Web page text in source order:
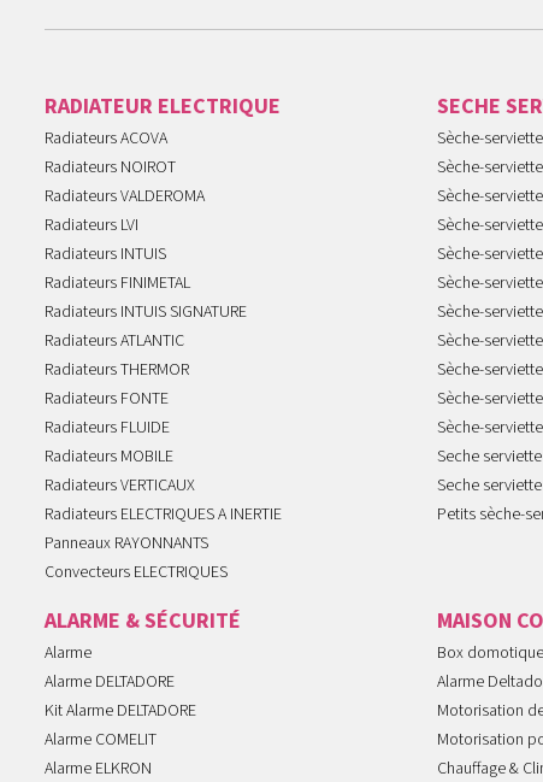
RADIATEUR ELECTRIQUE
Radiateurs ACOVA
Radiateurs NOIROT
Radiateurs VALDEROMA
Radiateurs LVI
Radiateurs INTUIS
Radiateurs FINIMETAL
Radiateurs INTUIS SIGNATURE
Radiateurs ATLANTIC
Radiateurs THERMOR
Radiateurs FONTE
Radiateurs FLUIDE
Radiateurs MOBILE
Radiateurs VERTICAUX
Radiateurs ELECTRIQUES A INERTIE
Panneaux RAYONNANTS
Convecteurs ELECTRIQUES
SECHE
Sèche-
Sèche-
Sèche-
Sèche-
Sèche-
Sèche-
Sèche-
Sèche-
Sèche-
Sèche-
Sèche-
Seche serviette
Seche
Petits sèche-
ALARME & SÉCURITÉ
Alarme
Alarme DELTADORE
Kit Alarme DELTADORE
Alarme COMELIT
Alarme ELKRON
MAISON
Box domotique
Alarme
Motorisation
Motorisation
Chauffage &